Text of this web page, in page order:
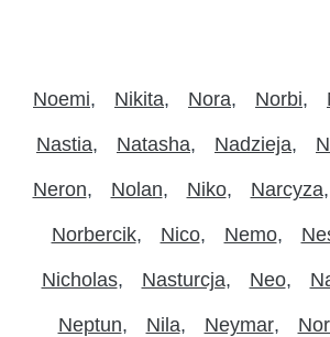
Noemi Nikita Nora Norbi
Nastia Natasha Nadzieja
Neron Nolan Niko Narcyza
Norbercik Nico Nemo
Nicholas Nasturcja Neo
Neptun Nila Neymar